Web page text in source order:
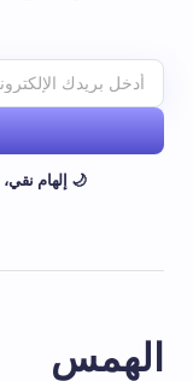
🌙 إلهام
الهمس